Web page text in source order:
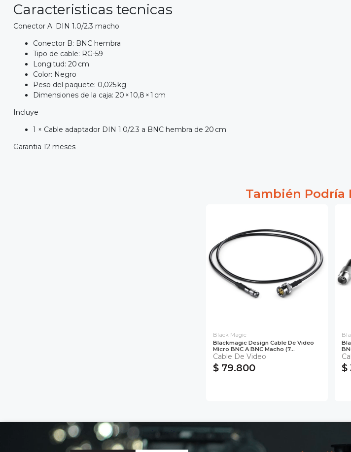
Caracteristicas tecnicas
Conector A: DIN 1.0/2.3 macho
Conector B: BNC hembra
Tipo de cable: RG-59
Longitud: 20 cm
Color: Negro
Peso del paquete: 0,025 kg
Dimensiones de la caja: 20 × 10,8 × 1 cm
Incluye
1 × Cable adaptador DIN 1.0/2.3 a BNC hembra de 20 cm
Garantia 12 meses
También Podría
Black Magic
Blackmagic Design Cable De Video
Micro BNC A BNC Macho (7...
Cable De Video
$ 79.800 $